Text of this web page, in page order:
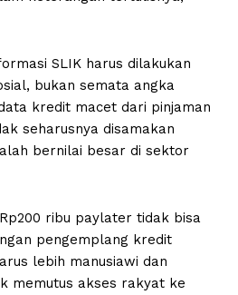
SLIK harus dilakukan
bukan semata angka
kredit macet dari pinjaman
seharusnya disamakan
bernilai besar di sektor
ribu paylater tidak bisa
pengemplang kredit
lebih manusiawi dan
memutus akses rakyat ke